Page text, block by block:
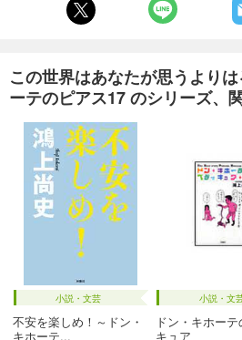
この世界はあなたが思うより
ーテのピアス17 のシリーズ、
小説・文芸
不安を楽しめ！～ドン・
キホーテ...
小説・文
ドン・キホー
キュア